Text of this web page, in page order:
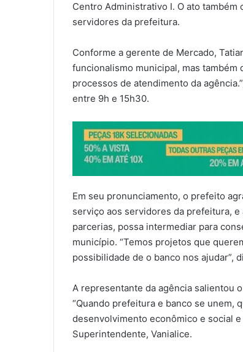
Centro Administrativo I. O ato
servidores da prefeitura.
Conforme a gerente de Mercado,
funcionalismo municipal, mas também
processos de atendimento da
entre 9h e 15h30.
Em seu pronunciamento, o prefeito
serviço aos servidores da prefeitura,
parcerias, possa intermediar para
município. “Temos projetos que
possibilidade de o banco nos ajudar”,
A representante da agência salientou
“Quando prefeitura e banco se unem,
desenvolvimento econômico e social
Superintendente, Vanialice.